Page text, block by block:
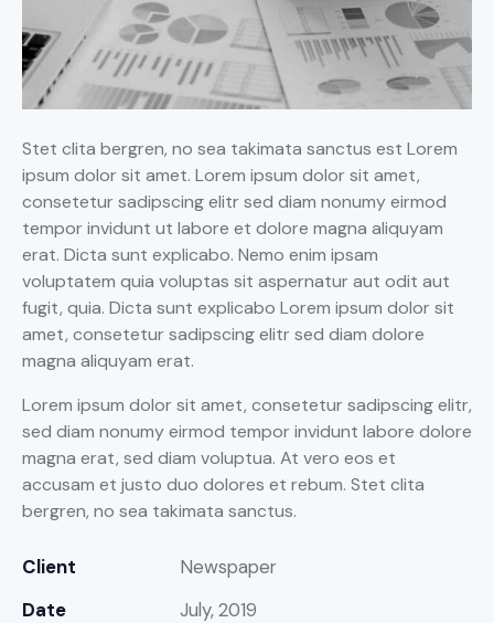
Stet clita bergren, no sea takimata sanctus est Lorem
ipsum dolor sit amet. Lorem ipsum dolor sit amet,
consetetur sadipscing elitr sed diam nonumy eirmod
tempor invidunt ut labore et dolore magna aliquyam
erat. Dicta sunt explicabo. Nemo enim ipsam
voluptatem quia voluptas sit aspernatur aut odit aut
fugit, quia. Dicta sunt explicabo Lorem ipsum dolor sit
amet, consetetur sadipscing elitr sed diam dolore
magna aliquyam erat.
Lorem ipsum dolor sit amet, consetetur sadipscing elitr,
sed diam nonumy eirmod tempor invidunt labore dolore
magna erat, sed diam voluptua. At vero eos et
accusam et justo duo dolores et rebum. Stet clita
bergren, no sea takimata sanctus.
Client
Newspaper
Date
July, 2019